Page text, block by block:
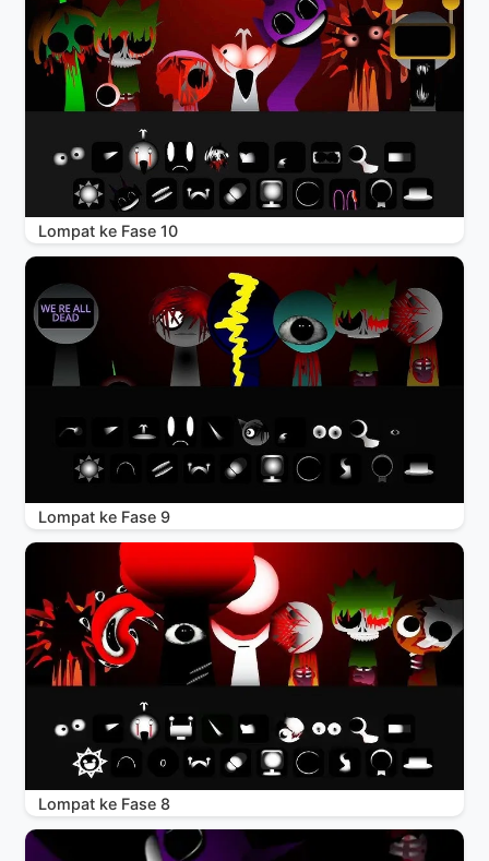
Lompat ke Fase 10
Lompat ke Fase 9
Lompat ke Fase 8